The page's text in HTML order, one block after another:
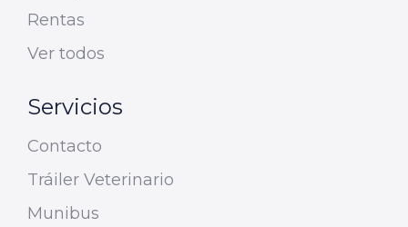
Rentas
Ver todos
Servicios
Contacto
Tráiler Veterinario
Munibus